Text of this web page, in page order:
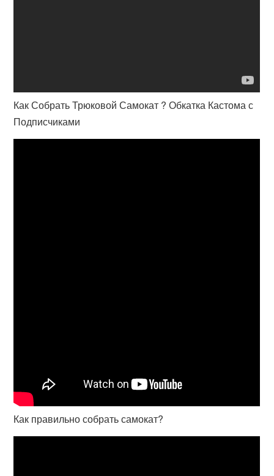
Как Собрать Трюковой Самокат ? Обкатка Кастома с
Подписчиками
Как правильно собрать самокат?